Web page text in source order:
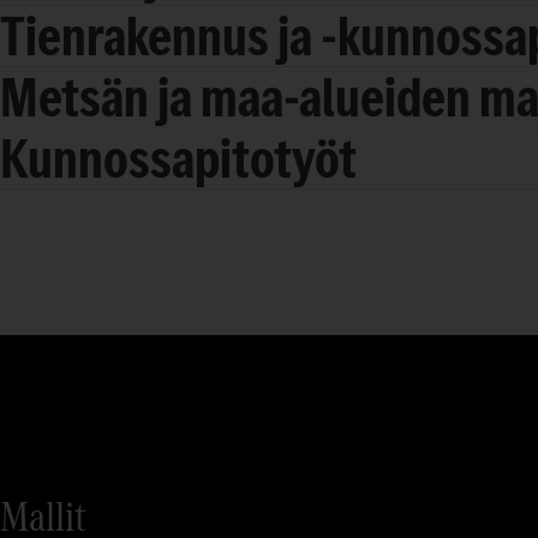
Tienrakennus ja -
Metsän ja maa-alueiden
Kunnossapitotyöt
Mallit